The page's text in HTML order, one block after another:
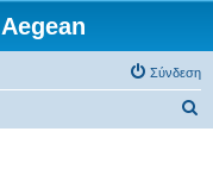
Σύνδεση